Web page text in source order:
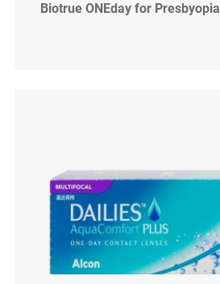
Biotrue ONEday for Presbyopia